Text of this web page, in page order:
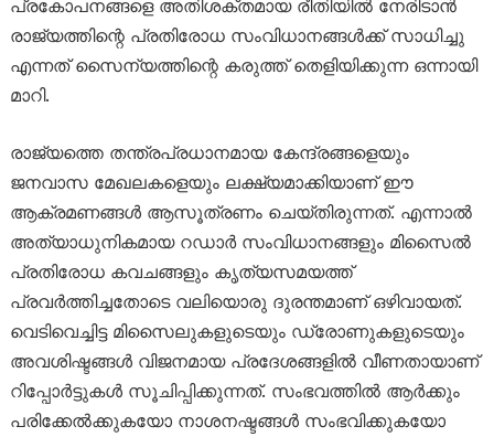
പ്രകോപനങ്ങളെ അതിശക്തമായ രീതിയിൽ നേരിടാൻ
രാജ്യത്തിന്റെ പ്രതിരോധ സംവിധാനങ്ങൾക്ക് സാധിച്ചു
എന്നത് സൈന്യത്തിന്റെ കരുത്ത് തെളിയിക്കുന്ന ഒന്നായി
മാറി.
രാജ്യത്തെ തന്ത്രപ്രധാനമായ കേന്ദ്രങ്ങളെയും
ജനവാസ മേഖലകളെയും ലക്ഷ്യമാക്കിയാണ് ഈ
ആക്രമണങ്ങൾ ആസൂത്രണം ചെയ്തിരുന്നത്. എന്നാൽ
അത്യാധുനികമായ റഡാർ സംവിധാനങ്ങളും മിസൈൽ
പ്രതിരോധ കവചങ്ങളും കൃത്യസമയത്ത്
പ്രവർത്തിച്ചതോടെ വലിയൊരു ദുരന്തമാണ് ഒഴിവായത്.
വെടിവെച്ചിട്ട മിസൈലുകളുടെയും ഡ്രോണുകളുടെയും
അവശിഷ്ടങ്ങൾ വിജനമായ പ്രദേശങ്ങളിൽ വീണതായാണ്
റിപ്പോർട്ടുകൾ സൂചിപ്പിക്കുന്നത്. സംഭവത്തിൽ ആർക്കും
പരിക്കേൽക്കുകയോ നാശനഷ്ടങ്ങൾ സംഭവിക്കുകയോ